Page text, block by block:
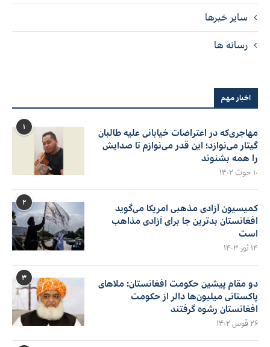
سایر خبرها
رسانه ها
اخبار مهم
۱
مهاجری‌که در اعتراضات خیابانی علیه طالبان
گیتار می‌نوازد؛ این قدر می‌نوازم تا صدایش
را همه بشنوند
۱۰ حوت ۱۴۰۲
۲
کمیسیون آزادی مذهبی امریکا می‌گوید
افغانستان بدترین جا برای آزادی مذاهب
است
۱۴ ثور ۱۴۰۳
۳
دو مقام پیشین حکومت افغانستان: ملاهای
پاکستانی میلیون‌ها دالر از حکومت
افغانستان رشوه گرفتند
۲۶ قوس ۱۴۰۲